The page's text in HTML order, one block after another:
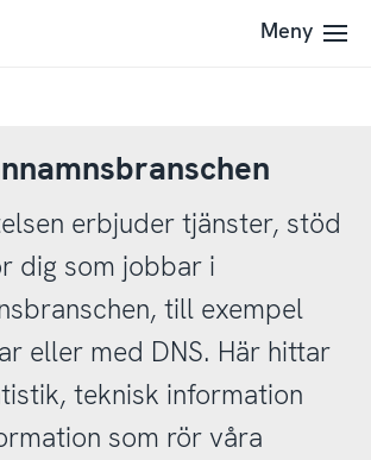
Meny
erbjuder tjänster, stöd
dig som jobbar i
till exempel
eller med DNS. Här hittar
teknisk information
som rör våra